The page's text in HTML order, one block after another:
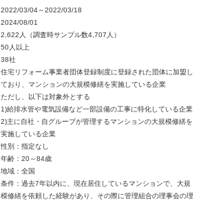
2022/03/04～2022/03/18
2024/08/01
2,622人（調査時サンプル数4,707人）
50人以上
38社
住宅リフォーム事業者団体登録制度に登録された団体に加盟し
ており、マンションの大規模修繕を実施している企業
ただし、以下は対象外とする
1)給排水管や電気設備など一部設備の工事に特化している企業
2)主に自社・自グループが管理するマンションの大規模修繕を
実施している企業
性別：指定なし
年齢：20～84歳
地域：全国
条件：過去7年以内に、現在居住しているマンションで、大規
模修繕を依頼した経験があり、その際に管理組合の理事会の理